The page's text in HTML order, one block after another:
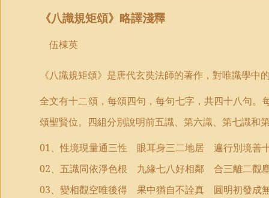
《八識規矩頌》略譯淺釋
伍棟英
《八識規矩頌》是唐代玄奘法師的著作，對唯識學中
全文有十二頌，每頌四句，每句七字，共四十八句
頌聖賢位。四組分別說明前五識、第六識、第七識和
01、性境現量通三性 眼耳身三二地居 遍行別境善
02、五識同依淨色根 九緣七八好相鄰 合三離二觀
03、變相觀空唯後得 果中猶自不詮真 圓明初發成